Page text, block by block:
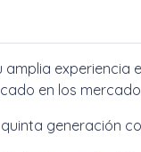
amplia experiencia
en los
generación